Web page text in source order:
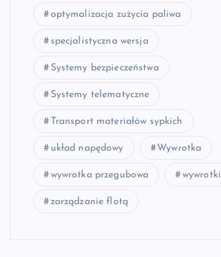
optymalizacja zużycia paliwa
specjalistyczna wersja
Systemy bezpieczeństwa
Systemy telematyczne
Transport materiałów sypkich
układ napędowy Wywrotka
wywrotka przegubowa wywrotki
zarządzanie flotą